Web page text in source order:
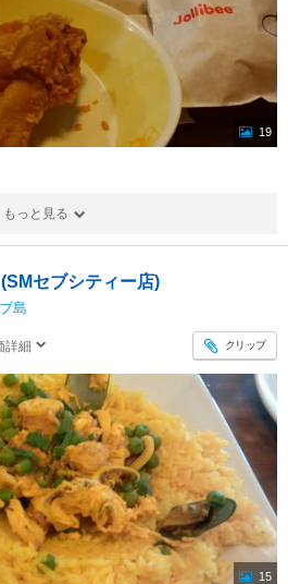
19
もっと見る
セブシティー店)
島
詳細 クリップ
15